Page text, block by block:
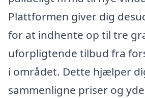
Plattformen giver dig
for at indhente op til tre
uforpligtende tilbud fra
i området. Dette hjælper
sammenligne priser og